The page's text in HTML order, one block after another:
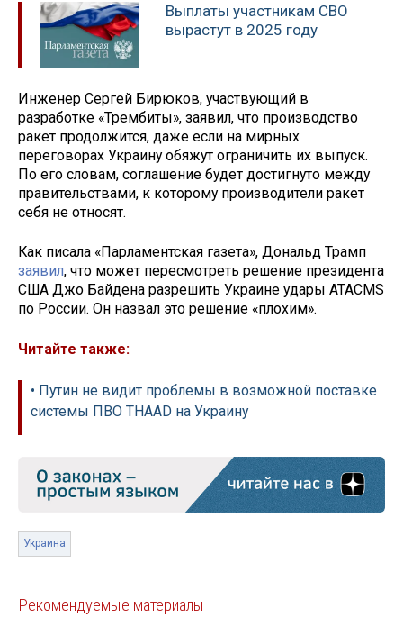
Выплаты участникам СВО
вырастут в 2025 году
Инженер Сергей Бирюков, участвующий в
разработке «Трембиты», заявил, что производство
ракет продолжится, даже если на мирных
переговорах Украину обяжут ограничить их выпуск.
По его словам, соглашение будет достигнуто между
правительствами, к которому производители ракет
себя не относят.
Как писала «Парламентская газета», Дональд Трамп
заявил, что может пересмотреть решение президента
США Джо Байдена разрешить Украине удары ATACMS
по России. Он назвал это решение «плохим».
Читайте также:
• Путин не видит проблемы в возможной поставке
системы ПВО THAAD на Украину
Украина
Рекомендуемые материалы